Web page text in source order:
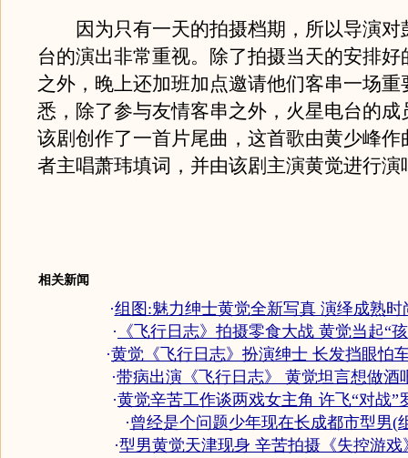
因为只有一天的拍摄档期，所以导演对
台的演出非常重视。除了拍摄当天的安排好
之外，晚上还加班加点邀请他们客串一场重
悉，除了参与友情客串之外，火星电台的成
该剧创作了一首片尾曲，这首歌由黄少峰作
者主唱萧玮填词，并由该剧主演黄觉进行演
相关新闻
·组图:魅力绅士黄觉全新写真 演绎成熟时
· 《飞行日志》拍摄零食大战 黄觉当起“
·黄觉《飞行日志》扮演绅士 长发挡眼怕
·带病出演《飞行日志》 黄觉坦言想做酒
·黄觉辛苦工作谈两戏女主角 许飞“对战”
·曾经是个问题少年现在长成都市型男(
·型男黄觉天津现身 辛苦拍摄《失控游戏